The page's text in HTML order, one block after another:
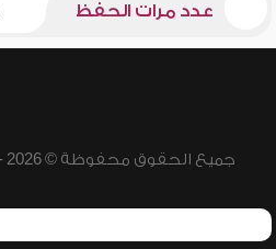
عدد مرات الحفظ
جميع الحقوق محفوظة © 2026 - 1998 لشبكة إسلام ويب